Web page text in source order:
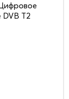
DVB T2